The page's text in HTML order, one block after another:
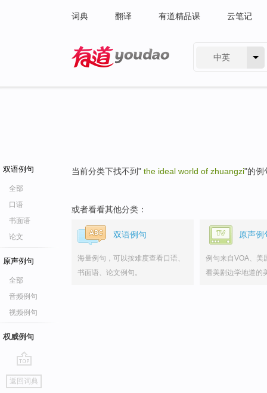
词典 翻译 有道精品课 云笔记
中英
双语例句
全部
口语
书面语
论文
原声例句
全部
音频例句
视频例句
权威例句
go
top
返回词典
当前分类下找不到" the ideal world of zhuangzi"的例
或者看看其他分类：
双语例句
海量例句，可以按难度查看口语、
书面语、论文例句。
原声例
例句来自VOA、美
看美剧边学地道的